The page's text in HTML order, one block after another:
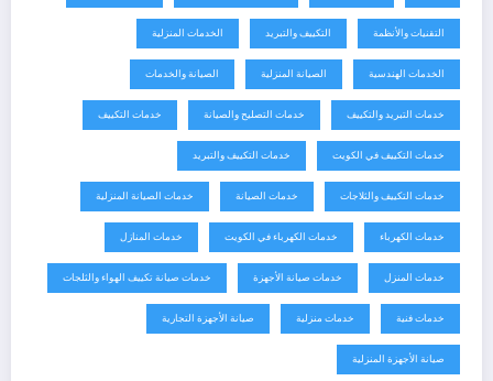
التقنيات والأنظمة التكييف والتبريد الخدمات المنزلية
الخدمات الهندسية الصيانة المنزلية الصيانة والخدمات
خدمات التبريد والتكييف خدمات التصليح والصيانة خدمات التكييف
خدمات التكييف في الكويت خدمات التكييف والتبريد
خدمات التكييف والثلاجات خدمات الصيانة خدمات الصيانة المنزلية
خدمات الكهرباء خدمات الكهرباء في الكويت خدمات المنازل
خدمات المنزل خدمات صيانة الأجهزة خدمات صيانة تكييف الهواء والثلجات
خدمات فنية خدمات منزلية صيانة الأجهزة التجارية
صيانة الأجهزة المنزلية